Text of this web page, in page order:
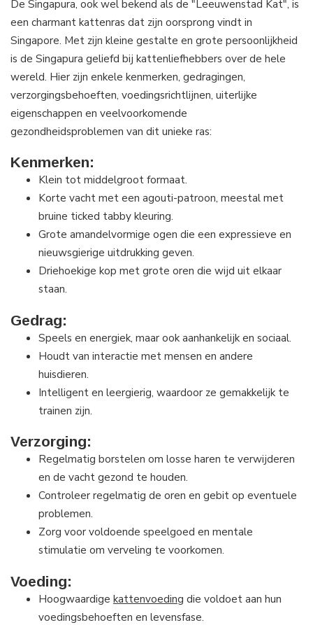
De Singapura, ook wel bekend als de "Leeuwenstad Kat", is
een charmant kattenras dat zijn oorsprong vindt in
Singapore. Met zijn kleine gestalte en grote persoonlijkheid
is de Singapura geliefd bij kattenliefhebbers over de hele
wereld. Hier zijn enkele kenmerken, gedragingen,
verzorgingsbehoeften, voedingsrichtlijnen, uiterlijke
eigenschappen en veelvoorkomende
gezondheidsproblemen van dit unieke ras:
Kenmerken:
Klein tot middelgroot formaat.
Korte vacht met een agouti-patroon, meestal met
bruine ticked tabby kleuring.
Grote amandelvormige ogen die een expressieve en
nieuwsgierige uitdrukking geven.
Driehoekige kop met grote oren die wijd uit elkaar
staan.
Gedrag:
Speels en energiek, maar ook aanhankelijk en sociaal.
Houdt van interactie met mensen en andere
huisdieren.
Intelligent en leergierig, waardoor ze gemakkelijk te
trainen zijn.
Verzorging:
Regelmatig borstelen om losse haren te verwijderen
en de vacht gezond te houden.
Controleer regelmatig de oren en gebit op eventuele
problemen.
Zorg voor voldoende speelgoed en mentale
stimulatie om verveling te voorkomen.
Voeding:
Hoogwaardige kattenvoeding die voldoet aan hun
voedingsbehoeften en levensfase.